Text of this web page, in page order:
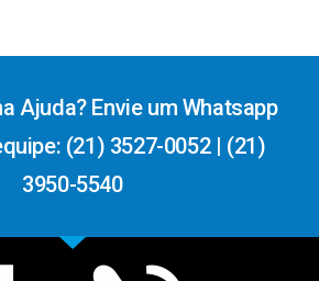
Ajuda? Envie um Whatsapp
(21) 3527-0052 | (21)
3950-5540